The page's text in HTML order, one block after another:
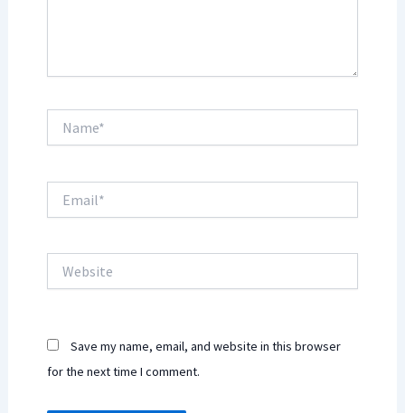
Save my name, email, and website in this browser
for the next time I comment.